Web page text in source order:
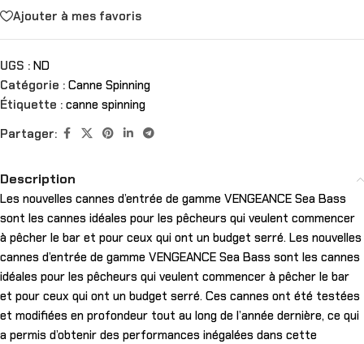
Ajouter à mes favoris
UGS : ND
Catégorie : Canne Spinning
Étiquette : canne spinning
Partager:
Description
Les nouvelles cannes d’entrée de gamme VENGEANCE Sea Bass
sont les cannes idéales pour les pêcheurs qui veulent commencer
à pêcher le bar et pour ceux qui ont un budget serré. Les nouvelles
cannes d’entrée de gamme VENGEANCE Sea Bass sont les cannes
idéales pour les pêcheurs qui veulent commencer à pêcher le bar
et pour ceux qui ont un budget serré. Ces cannes ont été testées
et modifiées en profondeur tout au long de l’année dernière, ce qui
a permis d’obtenir des performances inégalées dans cette